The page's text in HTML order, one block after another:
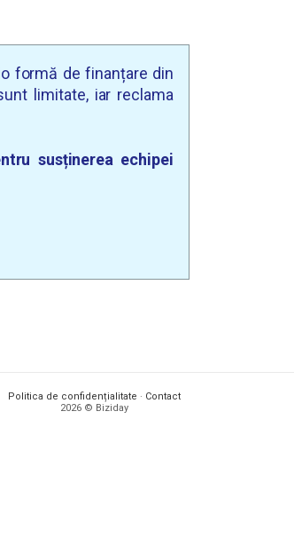
formă de finanțare din
limitate, iar reclama
susținerea echipei
Politica de confidențialitate · Contact
2026 © Biziday